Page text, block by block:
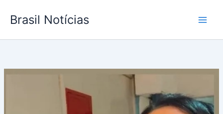
para
conteúdo
Brasil Notícias